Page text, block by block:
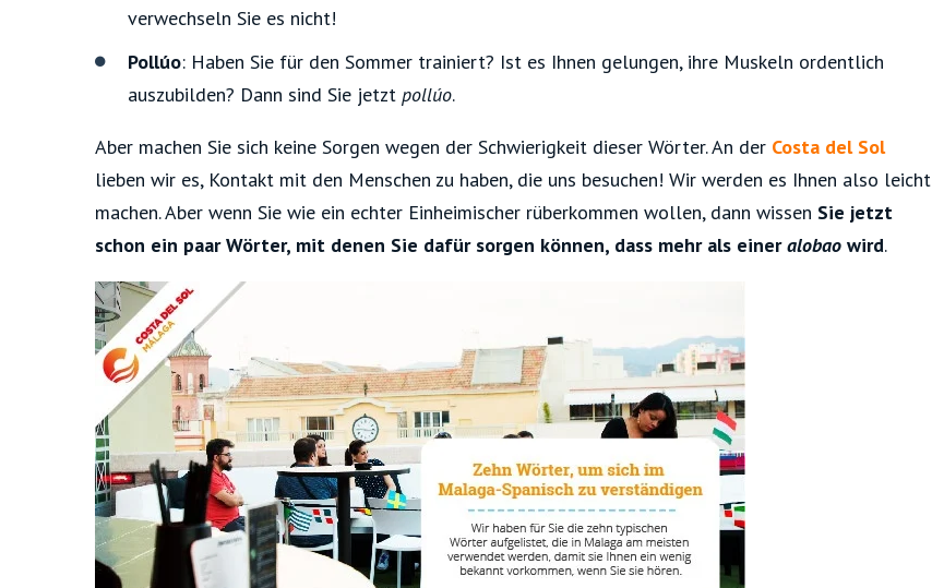
verwechseln Sie es nicht!
Pollúo: Haben Sie für den Sommer trainiert? Ist es Ihnen gelungen, ihre Muskeln ordentlich
auszubilden? Dann sind Sie jetzt pollúo.
Aber machen Sie sich keine Sorgen wegen der Schwierigkeit dieser Wörter. An der Costa del Sol
lieben wir es, Kontakt mit den Menschen zu haben, die uns besuchen! Wir werden es Ihnen also leicht
machen. Aber wenn Sie wie ein echter Einheimischer rüberkommen wollen, dann wissen Sie jetzt
schon ein paar Wörter, mit denen Sie dafür sorgen können, dass mehr als eineralobao wird.